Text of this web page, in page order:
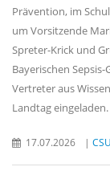
Prävention, im
um Vorsitzende
Spreter-Krick und
Bayerischen
Vertreter aus
Landtag eingeladen.
17.07.2026 |